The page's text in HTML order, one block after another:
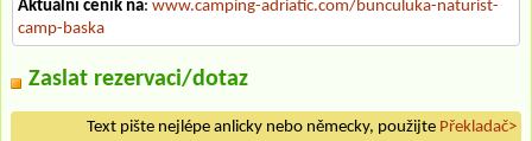
Aktuální ceník na: www.camping-adriatic.com/bunculuka-naturist-
camp-baska
Zaslat rezervaci/dotaz
Text pište nejlépe anlicky nebo německy, použijte Překladač>